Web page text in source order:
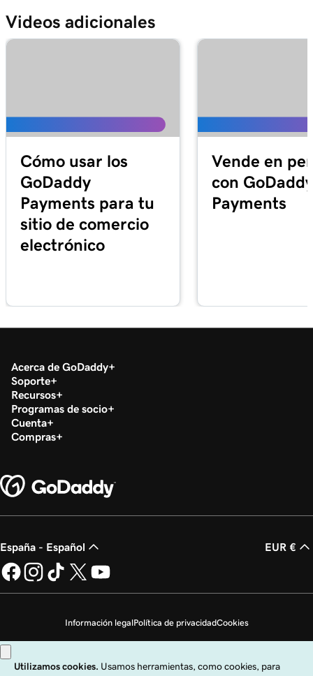
Administrar mis renovaciones de dominio y
prevenir su vencimiento
Cómo vender tu dominio de GoDaddy
4m 14s
Lección 25 (de 25)
Transferir mi dominio a GoDaddy
2m 21s
Videos adicionales
Cómo usar los
GoDaddy
Payments para tu
sitio de comercio
electrónico
Vende en
con GoDaddy
Payments
Acerca de GoDaddy
Soporte
Recursos
Programas de socio
Cuenta
Compras
España - Español EUR €
Información legalPolítica de privacidadCookies